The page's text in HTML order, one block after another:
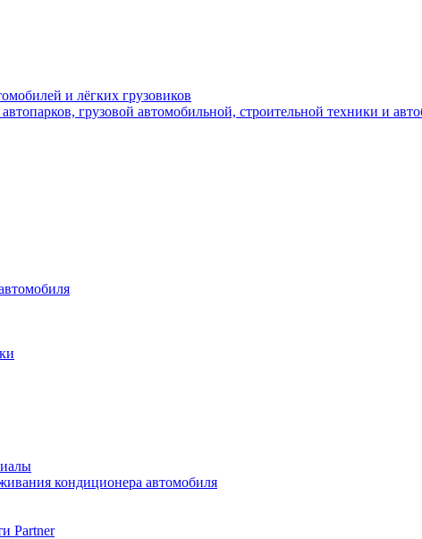
и лёгких грузовиков
грузовой автомобильной, строительной техники и
кондиционера автомобиля
Partner